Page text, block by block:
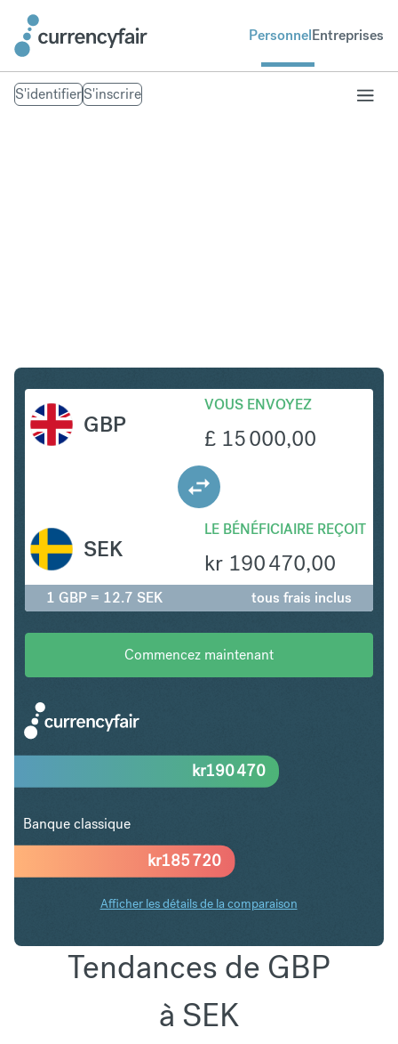
PersonnelEntreprises
S'identifierS'inscrire
GBP
VOUS ENVOYEZ
£ 15 000,00
LE BÉNÉFICIAIRE REÇOIT
kr 190 470,00
SEK
1 GBP = 12.7 SEK tous frais inclus
Commencez maintenant
kr185 720
kr190 470
Banque classique
Afficher les détails de la comparaison
Tendances de GBP
à SEK